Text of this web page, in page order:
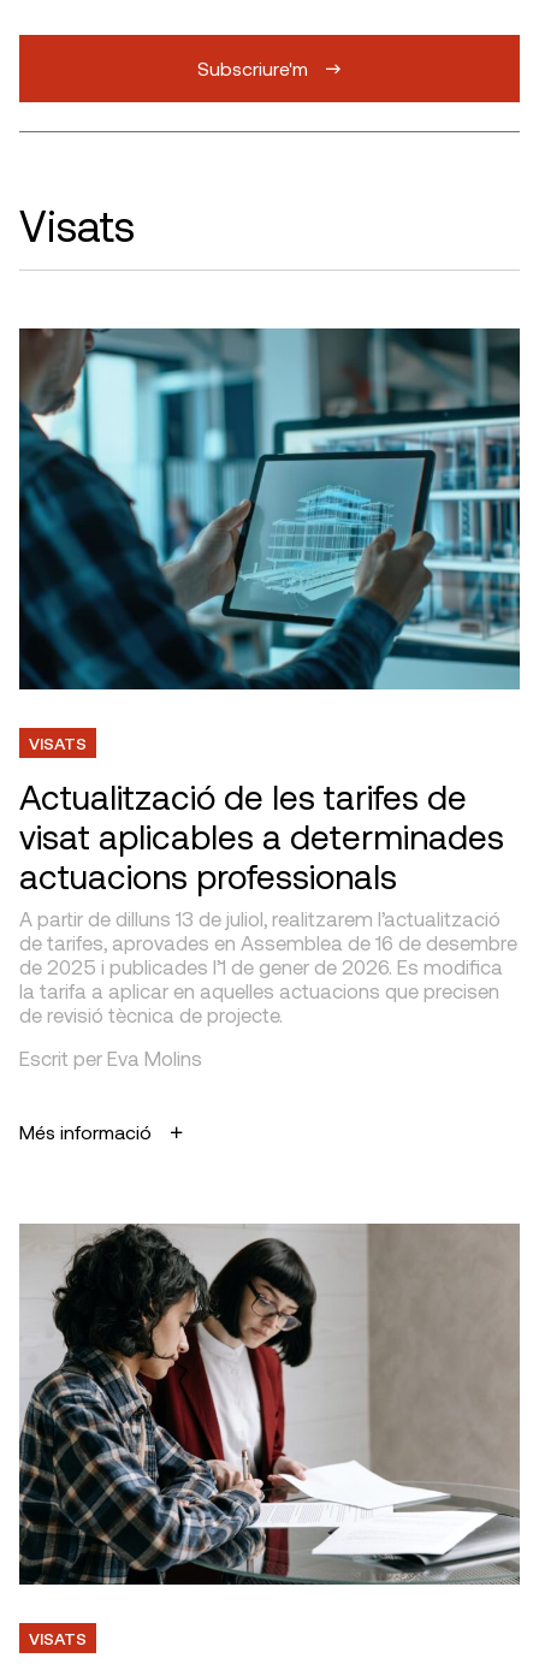
Subscriure'm
Visats
VISATS
Actualització de les tarifes de
visat aplicables a determinades
actuacions professionals
A partir de dilluns 13 de juliol, realitzarem l’actualització
de tarifes, aprovades en Assemblea de 16 de desembre
de 2025 i publicades l’1 de gener de 2026. Es modifica
la tarifa a aplicar en aquelles actuacions que precisen
de revisió tècnica de projecte.
Escrit per Eva Molins
Més informació
VISATS